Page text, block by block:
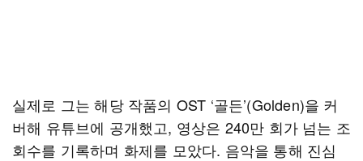
실제로 그는 해당 작품의 OST ‘골든’(Golden)을 커
버해 유튜브에 공개했고, 영상은 240만 회가 넘는 조
회수를 기록하며 화제를 모았다. 음악을 통해 진심